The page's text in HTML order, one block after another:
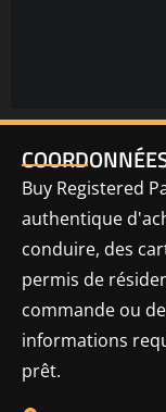
Buy Registered
authentique
conduire, des
permis de
commande ou
informations
prêt.